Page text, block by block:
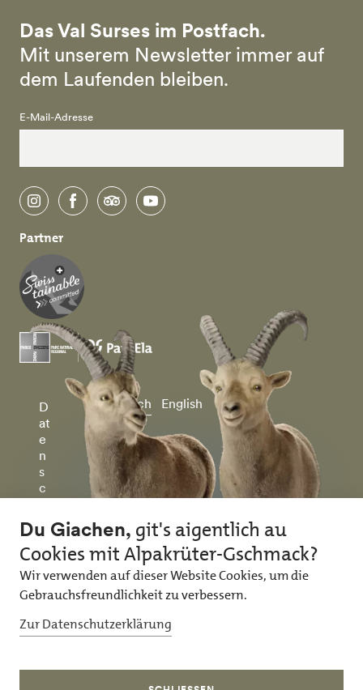
Das Val Surses im Postfach.
Mit unserem Newsletter immer auf
dem Laufenden bleiben.
E-Mail-Adresse
instagramfacebooktripadvisoryoutube
Partner
D
at
e
n
s
c
tz
&
m
p
r
e
u
Deutsch English